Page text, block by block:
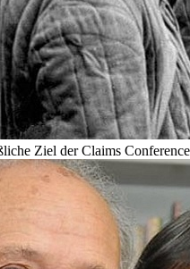
Ziel der Claims